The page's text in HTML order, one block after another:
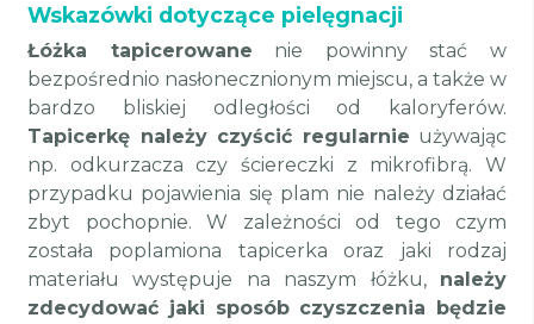
Wskazówki dotyczące pielęgnacji
Łóżka tapicerowane nie powinny stać w
bezpośrednio nasłonecznionym miejscu, a także w
bardzo bliskiej odległości od kaloryferów.
Tapicerkę należy czyścić regularnie używając
np. odkurzacza czy ściereczki z mikrofibrą. W
przypadku pojawienia się plam nie należy działać
zbyt pochopnie. W zależności od tego czym
została poplamiona tapicerka oraz jaki rodzaj
materiału występuje na naszym łóżku, należy
zdecydować jaki sposób czyszczenia będzie